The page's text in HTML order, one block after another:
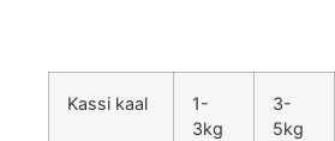
Kassi kaal
1-
3kg
3-
5kg